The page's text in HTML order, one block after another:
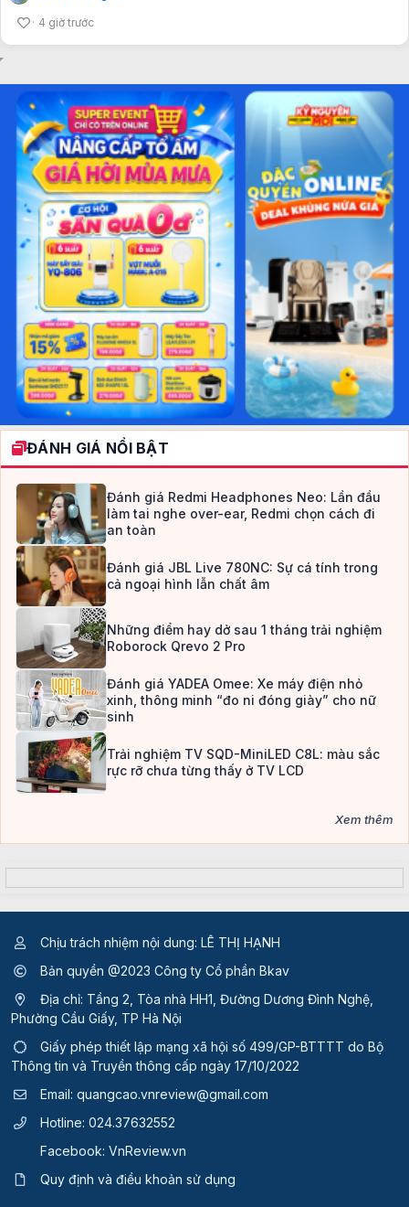
4 giờ trước
ĐÁNH GIÁ NỔI BẬT
Đánh giá Redmi Headphones Neo: Lần đầu
làm tai nghe over-ear, Redmi chọn cách đi
an toàn
Đánh giá JBL Live 780NC: Sự cá tính trong
cả ngoại hình lẫn chất âm
Những điểm hay dở sau 1 tháng trải nghiệm
Roborock Qrevo 2 Pro
Đánh giá YADEA Omee: Xe máy điện nhỏ
xinh, thông minh “đo ni đóng giày” cho nữ
sinh
Trải nghiệm TV SQD-MiniLED C8L: màu sắc
rực rỡ chưa từng thấy ở TV LCD
Xem thêm
Chịu trách nhiệm nội dung: LÊ THỊ HẠNH
Bản quyền @2023 Công ty Cổ phần Bkav
Địa chỉ: Tầng 2, Tòa nhà HH1, Đường Dương Đình Nghệ,
Phường Cầu Giấy, TP Hà Nội
Giấy phép thiết lập mạng xã hội số 499/GP-BTTTT do Bộ
Thông tin và Truyền thông cấp ngày 17/10/2022
Email: quangcao.vnreview@gmail.com
Hotline: 024.37632552
Facebook: VnReview.vn
Quy định và điều khoản sử dụng